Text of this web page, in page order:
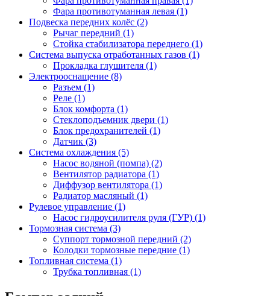
Фара противотуманная левая (1)
Подвеска передних колёс (2)
Рычаг передний (1)
Стойка стабилизатора переднего (1)
Система выпуска отработанных газов (1)
Прокладка глушителя (1)
Электрооснащение (8)
Разъем (1)
Реле (1)
Блок комфорта (1)
Стеклоподъемник двери (1)
Блок предохранителей (1)
Датчик (3)
Система охлаждения (5)
Насос водяной (помпа) (2)
Вентилятор радиатора (1)
Диффузор вентилятора (1)
Радиатор масляный (1)
Рулевое управление (1)
Насос гидроусилителя руля (ГУР) (1)
Тормозная система (3)
Суппорт тормозной передний (2)
Колодки тормозные передние (1)
Топливная система (1)
Трубка топливная (1)